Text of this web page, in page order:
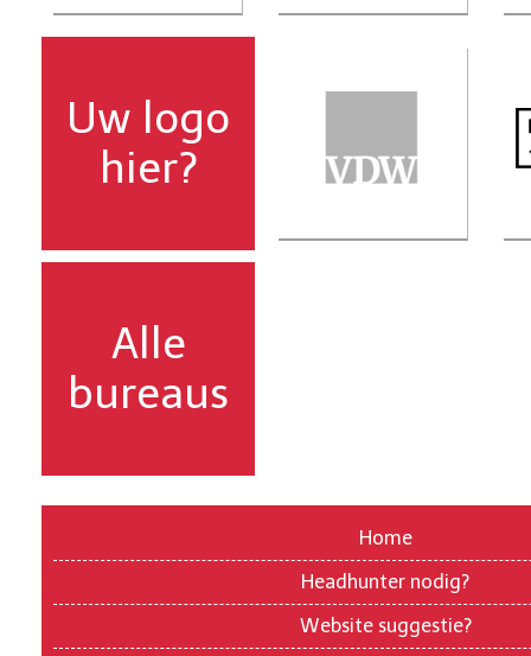
Uw logo
hier?
Alle
bureaus
Home
Headhunter nodig?
Website suggestie?